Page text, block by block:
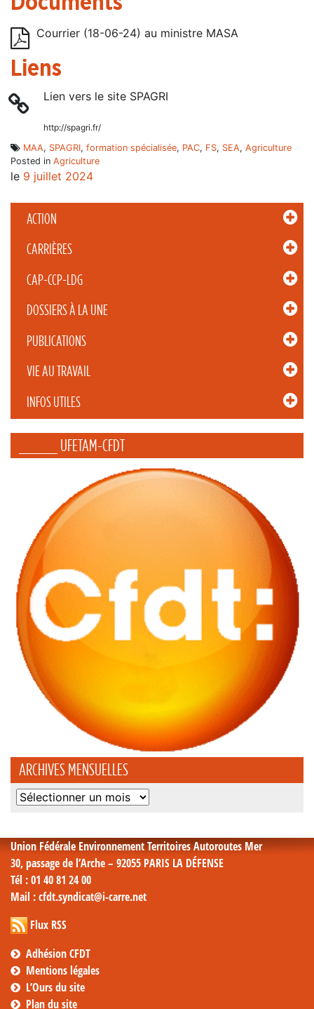
ACTION
CARRIÈRES
CAP-CCP-LDG
DOSSIERS À LA UNE
PUBLICATIONS
VIE AU TRAVAIL
INFOS UTILES
_____ UFETAM-CFDT
ARCHIVES MENSUELLES
Archives
Courrier (18-06-24) au ministre MASA
Liens
Lien vers le site SPAGRI
http://spagri.fr/
MAA, SPAGRI, formation spécialisée, PAC, FS, SEA, Agriculture
Posted in Agriculture
le 9 juillet 2024
Union Fédérale Environnement Territoires Autoroutes Mer
30, passage de l’Arche – 92055 PARIS LA DÉFENSE
Tél : 01 40 81 24 00
Mail : cfdt.syndicat@i-carre.net
Flux RSS
Adhésion CFDT
Mentions légales
L’Ours du site
Plan du site